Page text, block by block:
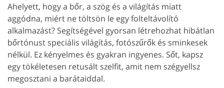
Ahelyett, hogy a bőr, a szög és a világítás miatt
aggódna, miért ne töltsön le egy folteltávolító
alkalmazást? Segítségével gyorsan létrehozhat hibátlan
bőrtónust speciális világítás, fotószűrők és sminkesek
nélkül. Ez kényelmes és gyakran ingyenes. Sőt, kapsz
egy tökéletesen retusált szelfit, amit nem szégyellsz
megosztani a barátaiddal.